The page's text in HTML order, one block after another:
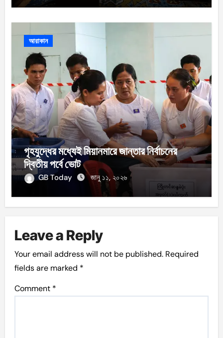
আরাকান
গৃহযুদ্ধের মধ্যেই মিয়ানমারে জান্তার নির্বাচনের
দ্বিতীয় পর্বে ভোট
GB Today জানু ১১, ২০২৬
Leave a Reply
Your email address will not be published. Required
fields are marked *
Comment *